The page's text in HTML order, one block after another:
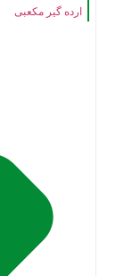
ارده گیر مکعبی